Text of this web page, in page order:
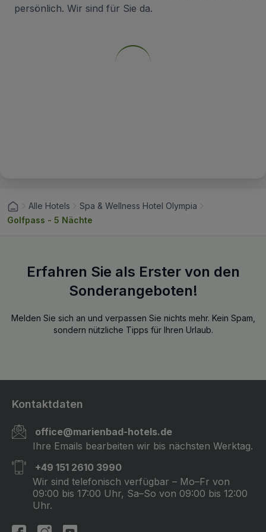
persönlich. Wir sind für Sie da.
Alle Hotels
Spa & Wellness Hotel Olympia
Golfpass - 5 Nächte
Erfahren Sie als Erster von den
Sonderangeboten!
Melden Sie sich an und verpassen Sie nichts mehr. Kein Spam,
sondern nützliche Tipps für Ihren Urlaub.
Kontaktdaten
office@marienbad-hotels.de
Ihre Emails bearbeiten wir bis nächsten Werktag.
+49 151 2610 3990
Wir sind telefonisch verfügbar – Mo–Fr von
09:00 bis 17:00 Uhr, Sa–So von 09:00 bis 12:00
Uhr.